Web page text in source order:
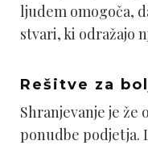
ljudem omogoča,
stvari, ki odražajo
Rešitve za
Shranjevanje je že
ponudbe podjetja.